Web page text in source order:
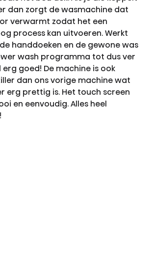
dan zorgt de wasmachine dat
verwarmt zodat het een
process kan uitvoeren. Werkt
handdoeken en de gewone was
wash programma tot dus ver
goed! De machine is ook
dan ons vorige machine wat
erg prettig is. Het touch screen
en eenvoudig. Alles heel